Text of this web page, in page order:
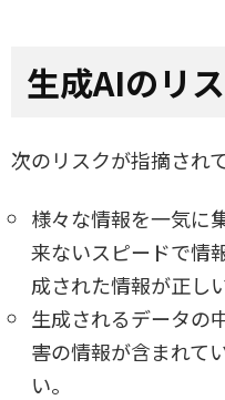
生成AIのリ
次のリスクが指摘され
様々な情報を一気に
来ないスピードで情
成された情報が正し
生成されるデータの
害の情報が含まれて
い。